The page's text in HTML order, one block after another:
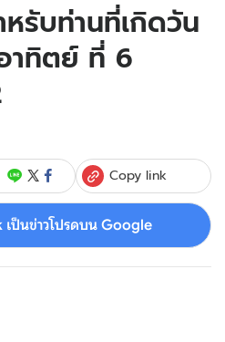
รับท่านที่เกิดวัน
าทิตย์ ที่ 6
Copy link
เป็นข่าวโปรดบน Google